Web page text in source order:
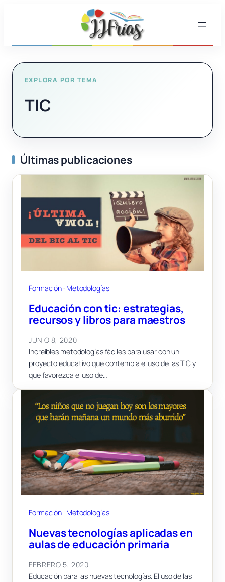
EXPLORA POR TEMA
TIC
Últimas publicaciones
Formación · Metodologías
Educación con tic: estrategias,
recursos y libros para maestros
JUNIO 8, 2020
Increíbles metodologías fáciles para usar con un
proyecto educativo que contempla el uso de las TIC y
que favorezca el uso de…
Formación · Metodologías
Nuevas tecnologías aplicadas en
aulas de educación primaria
FEBRERO 5, 2020
Educación para las nuevas tecnologías. El uso de las